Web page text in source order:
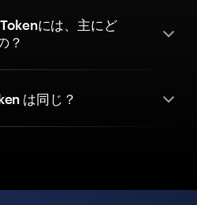
には、主にど
？
は同じ？